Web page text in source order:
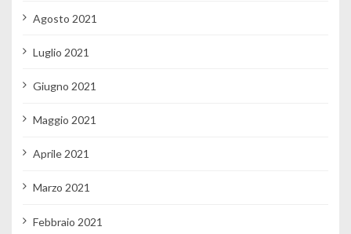
Agosto 2021
Luglio 2021
Giugno 2021
Maggio 2021
Aprile 2021
Marzo 2021
Febbraio 2021